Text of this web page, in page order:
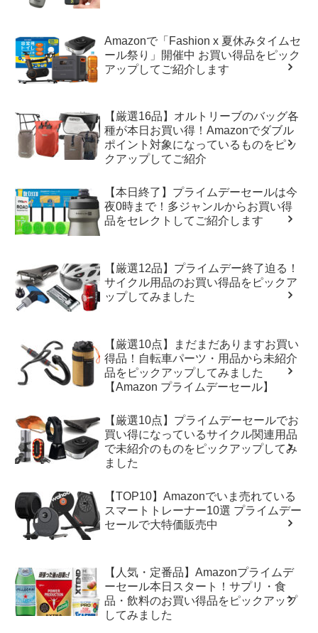
Amazonで「Fashion x 夏休みタイムセ
ール祭り」開催中 お買い得品をピック
アップしてご紹介します
【厳選16品】オルトリーブのバッグ各
種が本日お買い得！Amazonでダブル
ポイント対象になっているものをピッ
クアップしてご紹介
【本日終了】プライムデーセールは今
夜0時まで！多ジャンルからお買い得
品をセレクトしてご紹介します
【厳選12品】プライムデー終了迫る！
サイクル用品のお買い得品をピックア
ップしてみました
【厳選10点】まだまだありますお買い
得品！自転車パーツ・用品から未紹介
品をピックアップしてみました
【Amazon プライムデーセール】
【厳選10点】プライムデーセールでお
買い得になっているサイクル関連用品
で未紹介のものをピックアップしてみ
ました
【TOP10】Amazonでいま売れている
スマートトレーナー10選 プライムデー
セールで大特価販売中
【人気・定番品】Amazonプライムデ
ーセール本日スタート！サプリ・食
品・飲料のお買い得品をピックアップ
してみました